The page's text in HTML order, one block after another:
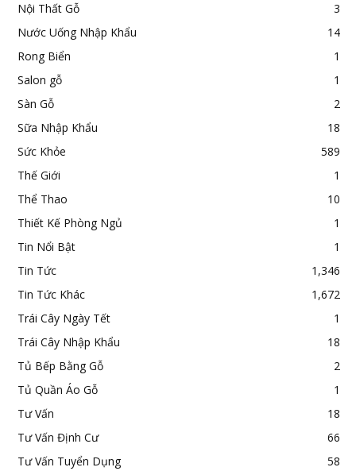
Nội Thất Gỗ
3
Nước Uống Nhập Khẩu
14
Rong Biển
1
Salon gỗ
1
Sàn Gỗ
2
Sữa Nhập Khẩu
18
Sức Khỏe
589
Thế Giới
1
Thể Thao
10
Thiết Kế Phòng Ngủ
1
Tin Nổi Bật
1
Tin Tức
1,346
Tin Tức Khác
1,672
Trái Cây Ngày Tết
1
Trái Cây Nhập Khẩu
18
Tủ Bếp Bằng Gỗ
2
Tủ Quần Áo Gỗ
1
Tư Vấn
18
Tư Vấn Định Cư
66
Tư Vấn Tuyển Dụng
58